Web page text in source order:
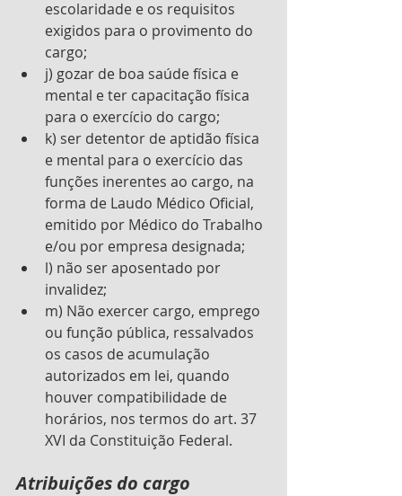
escolaridade e os requisitos
exigidos para o provimento do
cargo;
j) gozar de boa saúde física e
mental e ter capacitação física
para o exercício do cargo;
k) ser detentor de aptidão física
e mental para o exercício das
funções inerentes ao cargo, na
forma de Laudo Médico Oficial,
emitido por Médico do Trabalho
e/ou por empresa designada;
l) não ser aposentado por
invalidez;
m) Não exercer cargo, emprego
ou função pública, ressalvados
os casos de acumulação
autorizados em lei, quando
houver compatibilidade de
horários, nos termos do art. 37
XVI da Constituição Federal.
Atribuições do cargo